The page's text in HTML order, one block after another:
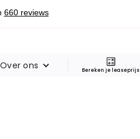
Over ons Bereken je leaseprijs